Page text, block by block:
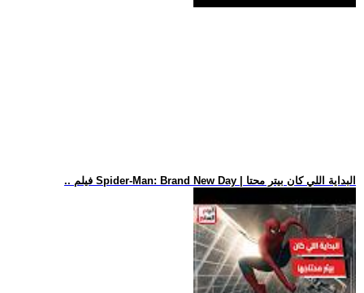
.. فيلم Spider-Man: Brand New Day | البداية اللي كان بيتر محتا